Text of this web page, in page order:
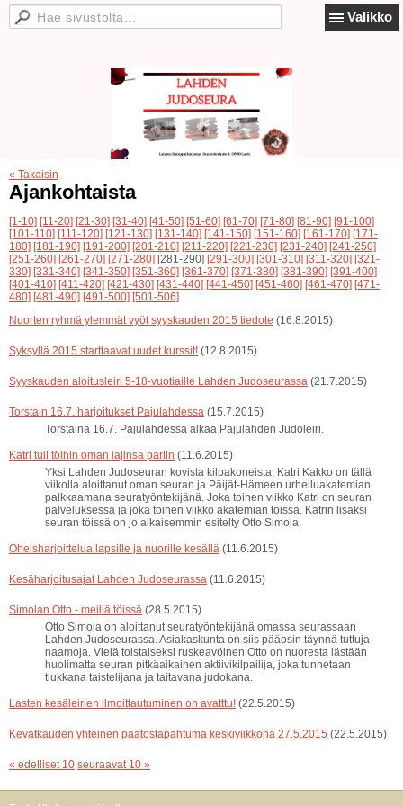
Valikko
« Takaisin
Ajankohtaista
[1-10] [11-20] [21-30] [31-40] [41-50] [51-60] [61-70] [71-80] [81-90] [91-100]
[101-110] [111-120] [121-130] [131-140] [141-150] [151-160] [161-170] [171-
180] [181-190] [191-200] [201-210] [211-220] [221-230] [231-240] [241-250]
[251-260] [261-270] [271-280] [281-290] [291-300] [301-310] [311-320] [321-
330] [331-340] [341-350] [351-360] [361-370] [371-380] [381-390] [391-400]
[401-410] [411-420] [421-430] [431-440] [441-450] [451-460] [461-470] [471-
480] [481-490] [491-500] [501-506]
Nuorten ryhmä ylemmät vyöt syyskauden 2015 tiedote (16.8.2015)
Syksyllä 2015 starttaavat uudet kurssit! (12.8.2015)
Syyskauden aloitusleiri 5-18-vuotiaille Lahden Judoseurassa (21.7.2015)
Torstain 16.7. harjoitukset Pajulahdessa (15.7.2015)
Torstaina 16.7. Pajulahdessa alkaa Pajulahden Judoleiri.
Katri tuli töihin oman lajinsa pariin (11.6.2015)
Yksi Lahden Judoseuran kovista kilpakoneista, Katri Kakko on tällä
viikolla aloittanut oman seuran ja Päijät-Hämeen urheiluakatemian
palkkaamana seuratyöntekijänä. Joka toinen viikko Katri on seuran
palveluksessa ja joka toinen viikko akatemian töissä. Katrin lisäksi
seuran töissä on jo aikaisemmin esitelty Otto Simola.
Oheisharjoittelua lapsille ja nuorille kesällä (11.6.2015)
Kesäharjoitusajat Lahden Judoseurassa (11.6.2015)
Simolan Otto - meillä töissä (28.5.2015)
Otto Simola on aloittanut seuratyöntekijänä omassa seurassaan
Lahden Judoseurassa. Asiakaskunta on siis pääosin täynnä tuttuja
naamoja. Vielä toistaiseksi ruskeavöinen Otto on nuoresta iästään
huolimatta seuran pitkäaikainen aktiivikilpailija, joka tunnetaan
tiukkana taistelijana ja taitavana judokana.
Lasten kesäleirien ilmoittautuminen on avatttu! (22.5.2015)
Kevätkauden yhteinen päätöstapahtuma keskiviikkona 27.5.2015 (22.5.2015)
« edelliset 10 seuraavat 10 »